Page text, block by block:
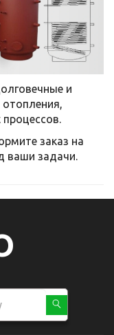
и
заказ на
ваши задачи.